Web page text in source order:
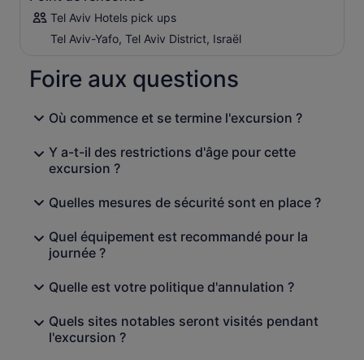
(Marc 6:30-44) et l'église franciscaine de Mensa Christi
où Jésus fut révélé aux disciples pour la dernière fois
(Jean 21).
Sermon sur la Montagne (Mat 5)
de Yardenit !
Tel Aviv Hotels pick ups
Tel Aviv-Yafo, Tel Aviv District, Israël
Foire aux questions
Où commence et se termine l'excursion ?
Y a-t-il des restrictions d'âge pour cette
excursion ?
Quelles mesures de sécurité sont en place ?
Quel équipement est recommandé pour la
journée ?
Quelle est votre politique d'annulation ?
Quels sites notables seront visités pendant
l'excursion ?